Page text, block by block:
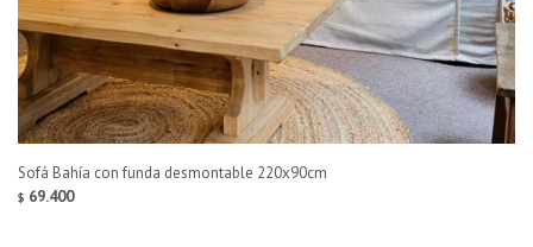
Sofá Bahía con funda desmontable 220x90cm
$ 69.400